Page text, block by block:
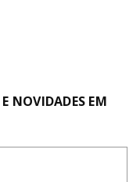
NOVIDADES EM